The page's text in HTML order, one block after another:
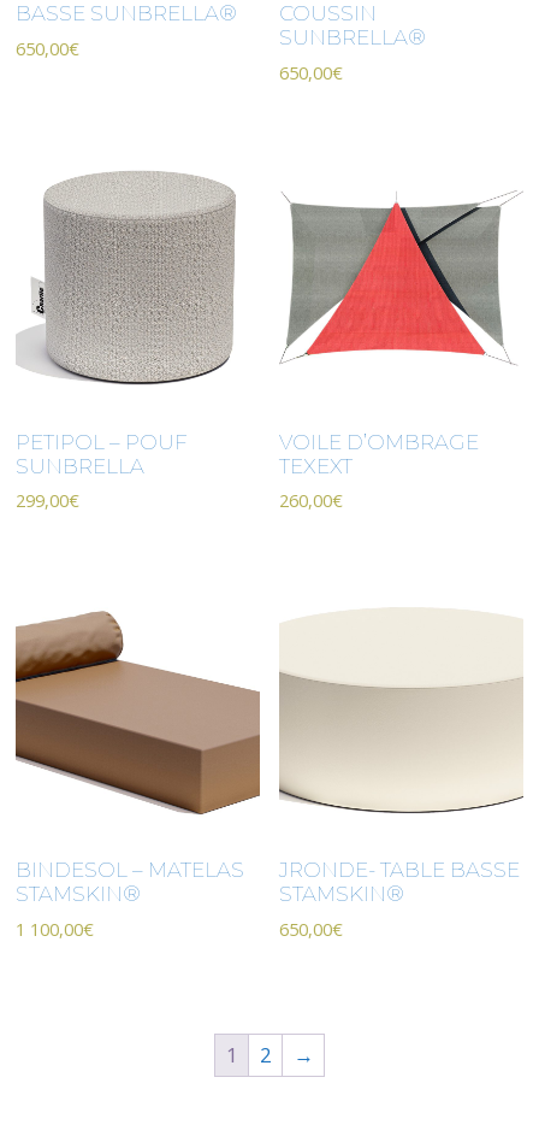
BASSE SUNBRELLA®
650,00€
COUSSIN
SUNBRELLA®
650,00€
PETIPOL – POUF
SUNBRELLA
299,00€
VOILE D’OMBRAGE
TEXEXT
260,00€
BINDESOL – MATELAS
STAMSKIN®
1 100,00€
JRONDE- TABLE BASSE
STAMSKIN®
650,00€
1 2 →